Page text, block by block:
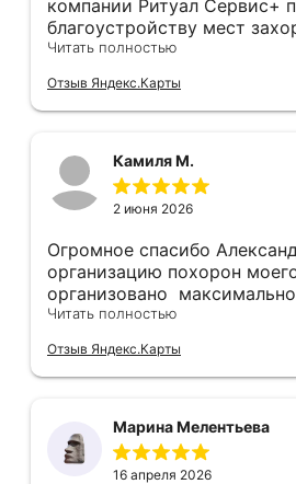
компании Ритуал Сервис+
благоустройству мест
могилкой моей мамы
на годовщину смерти в
поставлен .Выражаю
порядка,качественной работой
памятника в общем все под
продолжение ухода за
следить за частотой могилки. Так как мы
живем не так рядом и не
большое вам за все. Я
Поэтому ставлю оценку 5+
Читать полностью
Отзыв Яндекс.Карты
Камиля М.
2 июня 2026
Огромное спасибо
организацию похорон
организовано максимально
профессионально!
максимально корректное.
попали в надежные руки.
отработал максимально
Спасибо Гузяль за ее
делу.
Читать полностью
Отзыв Яндекс.Карты
Марина Мелентьева
16 апреля 2026